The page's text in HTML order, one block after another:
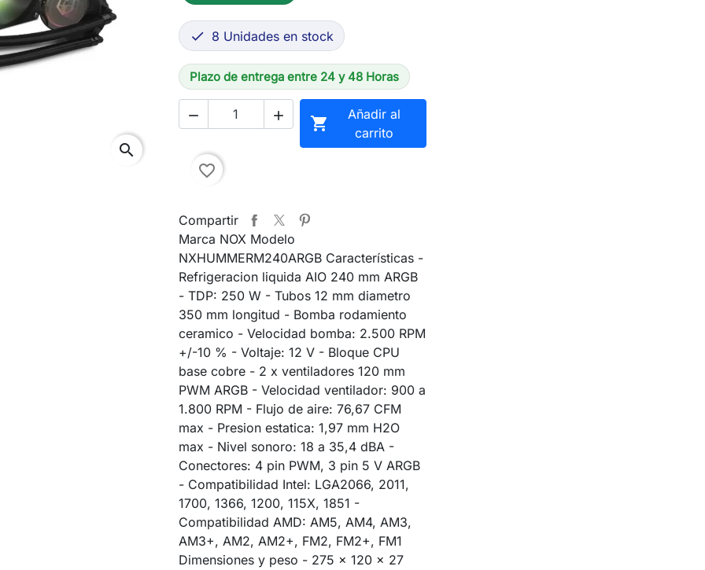
search
 8 Unidades en stock
Plazo de entrega entre 24 y 48 Horas
  
Añadir al
carrito
favorite_border
Compartir
Marca NOX Modelo
NXHUMMERM240ARGB Características -
Refrigeracion liquida AIO 240 mm ARGB
- TDP: 250 W - Tubos 12 mm diametro
350 mm longitud - Bomba rodamiento
ceramico - Velocidad bomba: 2.500 RPM
+/-10 % - Voltaje: 12 V - Bloque CPU
base cobre - 2 x ventiladores 120 mm
PWM ARGB - Velocidad ventilador: 900 a
1.800 RPM - Flujo de aire: 76,67 CFM
max - Presion estatica: 1,97 mm H2O
max - Nivel sonoro: 18 a 35,4 dBA -
Conectores: 4 pin PWM, 3 pin 5 V ARGB
- Compatibilidad Intel: LGA2066, 2011,
1700, 1366, 1200, 115X, 1851 -
Compatibilidad AMD: AM5, AM4, AM3,
AM3+, AM2, AM2+, FM2, FM2+, FM1
Dimensiones y peso - 275 x 120 x 27